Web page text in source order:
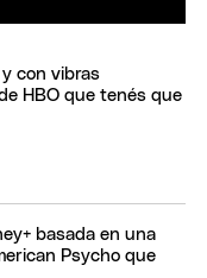
con vibras
HBO que tenés que
basada en una
Psycho que